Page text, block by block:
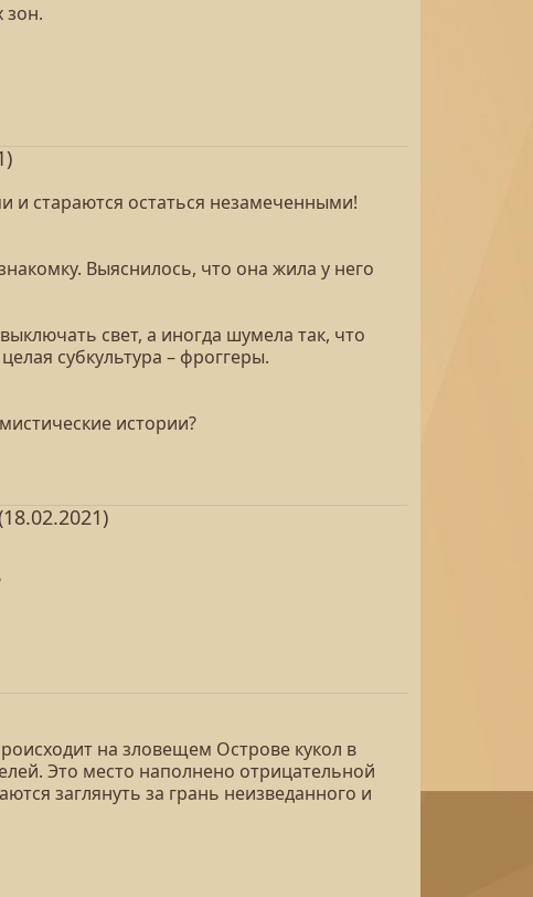
зон.
и стараются остаться незамеченными!
Выяснилось, что она жила у него
свет, а иногда шумела так, что
субкультура – фроггеры.
истории?
на зловещем Острове кукол в
Это место наполнено отрицательной
заглянуть за грань неизведанного и